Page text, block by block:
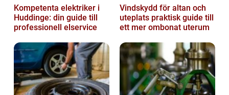
Kompetenta elektriker i
Huddinge: din guide till
professionell elservice
Vindskydd för altan och
uteplats praktisk guide till
ett mer ombonat uterum